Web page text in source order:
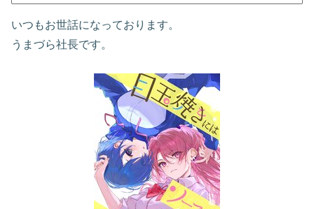
いつもお世話になっております。
うまづら社長です。